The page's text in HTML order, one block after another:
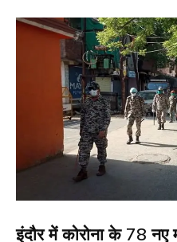
इंदौर में कोरोना के 78